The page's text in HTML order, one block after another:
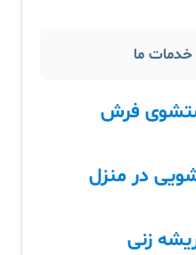
خدمات ما
فرش
در منزل
زنی